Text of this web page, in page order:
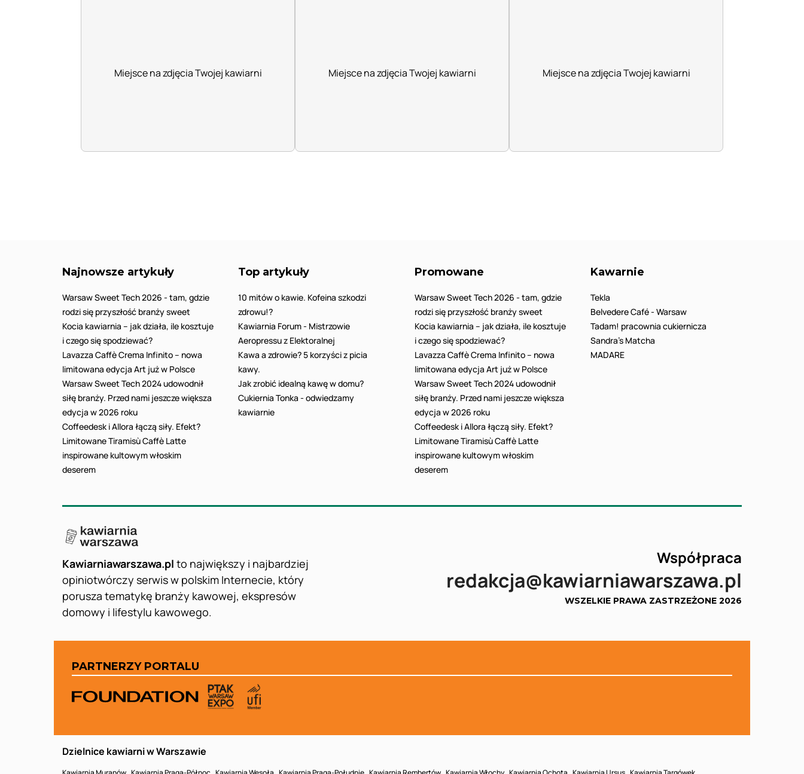
Miejsce na zdjęcia Twojej kawiarni Miejsce na zdjęcia Twojej kawiarni Miejsce na zdjęcia Twojej kawiarni
Najnowsze artykuły
Warsaw Sweet Tech 2026 - tam, gdzie
rodzi się przyszłość branży sweet
Kocia kawiarnia – jak działa, ile kosztuje
i czego się spodziewać?
Lavazza Caffè Crema Infinito – nowa
limitowana edycja Art już w Polsce
Warsaw Sweet Tech 2024 udowodnił
siłę branży. Przed nami jeszcze większa
edycja w 2026 roku
Coffeedesk i Allora łączą siły. Efekt?
Limitowane Tiramisù Caffè Latte
inspirowane kultowym włoskim
deserem
Top artykuły
10 mitów o kawie. Kofeina szkodzi
zdrowu!?
Kawiarnia Forum - Mistrzowie
Aeropressu z Elektoralnej
Kawa a zdrowie? 5 korzyści z picia
kawy.
Jak zrobić idealną kawę w domu?
Cukiernia Tonka - odwiedzamy
kawiarnie
Promowane
Warsaw Sweet Tech 2026 - tam, gdzie
rodzi się przyszłość branży sweet
Kocia kawiarnia – jak działa, ile kosztuje
i czego się spodziewać?
Lavazza Caffè Crema Infinito – nowa
limitowana edycja Art już w Polsce
Warsaw Sweet Tech 2024 udowodnił
siłę branży. Przed nami jeszcze większa
edycja w 2026 roku
Coffeedesk i Allora łączą siły. Efekt?
Limitowane Tiramisù Caffè Latte
inspirowane kultowym włoskim
deserem
Kawarnie
Tekla
Belvedere Café - Warsaw
Tadam! pracownia cukiernicza
Sandra’s Matcha
MADARE
Kawiarniawarszawa.pl to największy i najbardziej
opiniotwórczy serwis w polskim Internecie, który
porusza tematykę branży kawowej, ekspresów
domowy i lifestylu kawowego.
Współpraca
redakcja@kawiarniawarszawa.pl
WSZELKIE PRAWA ZASTRZEŻONE 2026
PARTNERZY PORTALU
Dzielnice kawiarni w Warszawie